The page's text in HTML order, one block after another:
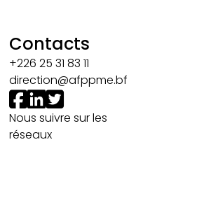
Contacts
+226 25 31 83 11
direction@afppme.bf
Nous suivre sur les
réseaux